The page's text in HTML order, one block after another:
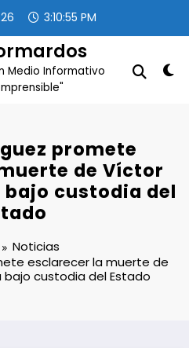
3:10:56 PM
Medio Informativo
promete
de Víctor
custodia del
Noticias
esclarecer la muerte de
custodia del Estado